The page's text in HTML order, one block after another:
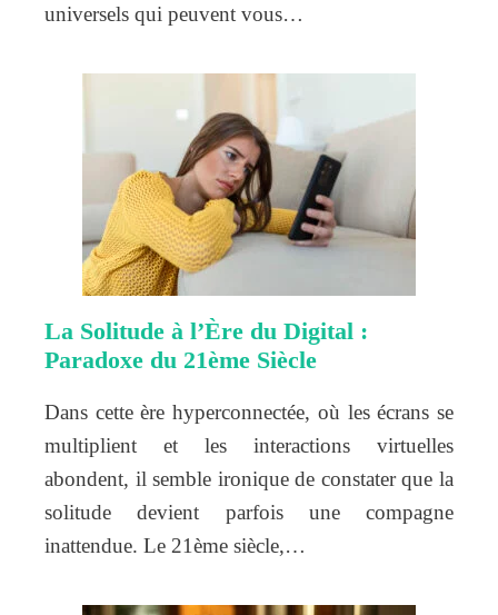
universels qui peuvent vous…
La Solitude à l’Ère du Digital :
Paradoxe du 21ème Siècle
Dans cette ère hyperconnectée, où les écrans se
multiplient et les interactions virtuelles
abondent, il semble ironique de constater que la
solitude devient parfois une compagne
inattendue. Le 21ème siècle,…